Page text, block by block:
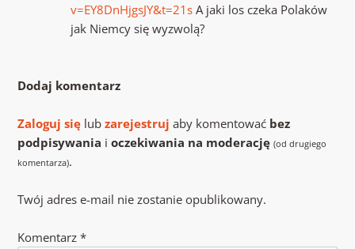
v=EY8DnHjgsJY&t=21sA jaki los czeka Polaków
jak Niemcy się wyzwolą?
Dodaj komentarz
Zaloguj sięlub zarejestruj aby komentować bez
podpisywania i oczekiwania na moderację (od drugiego
komentarza).
Twój adres e-mail nie zostanie opublikowany.
Komentarz *